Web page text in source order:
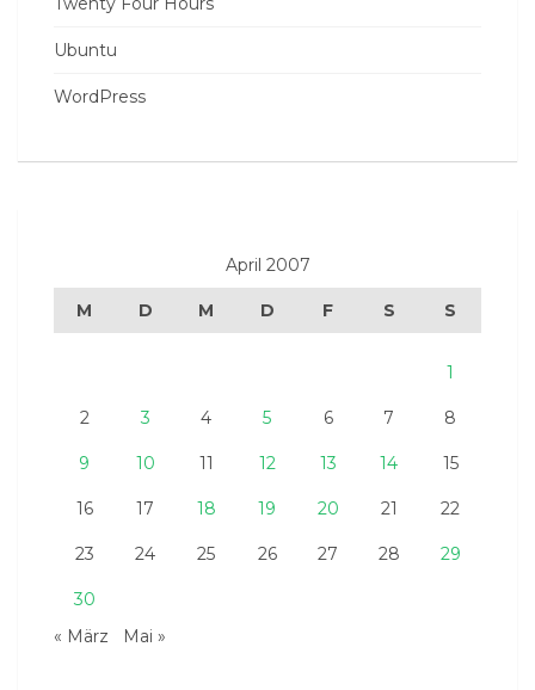
Ubuntu
WordPress
April 2007
M D M D F S S
1
2 3 4 5 6 7 8
9 10 11 12 13 14 15
16 17 18 19 20 21 22
23 24 25 26 27 28 29
30
« März
Mai »